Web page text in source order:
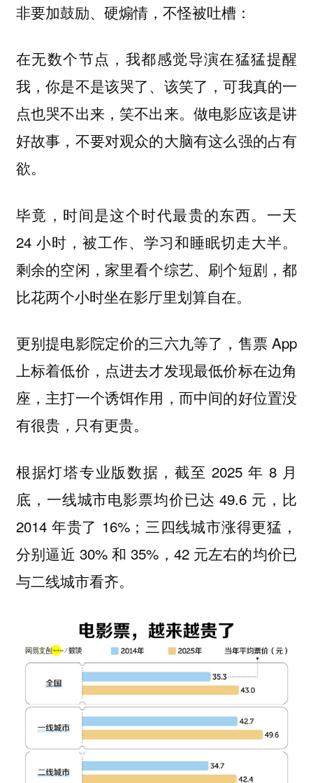
非要加鼓励、硬煽情，不怪被吐槽：
在无数个节点，我都感觉导演在猛猛提醒
我，你是不是该哭了、该笑了，可我真的一
点也哭不出来，笑不出来。做电影应该是讲
好故事，不要对观众的大脑有这么强的占有
欲。
毕竟，时间是这个时代最贵的东西。一天
24 小时，被工作、学习和睡眠切走大半。
剩余的空闲，家里看个综艺、刷个短剧，都
比花两个小时坐在影厅里划算自在。
更别提电影院定价的三六九等了，售票 App
上标着低价，点进去才发现最低价标在边角
座，主打一个诱饵作用，而中间的好位置没
有很贵，只有更贵。
根据灯塔专业版数据，截至 2025 年 8 月
底，一线城市电影票均价已达 49.6 元，比
2014 年贵了 16%；三四线城市涨得更猛，
分别逼近 30% 和 35%，42 元左右的均价已
与二线城市看齐。